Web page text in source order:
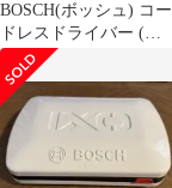
BOSCH(ボッシュ) コー
ドレスドライバー (本
体のみ、ビットセット
（10本）、マグネット
ビットホルダー、マイ
クロUSBケーブル
（Type-B）、キャリン
グケース) IXO7 0